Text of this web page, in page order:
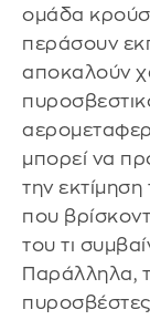
ομάδα
περάσουν
αποκαλούν
μπορεί να
την
που
του τι
Παράλληλα,